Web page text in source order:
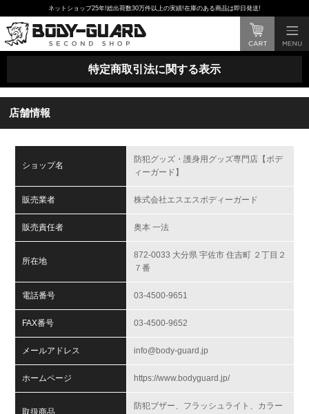
ネットショップ25年!総出荷数30万件以上の実績!在庫のある商品は即日発送!
特定商取引法に関する表示
店舗情報
ショップ名
防犯グッズ・護身用グッズ専門店【ボデ
ィーガード】
販売業者 株式会社エスエスボディーガード
販売責任者 奥本 一法
所在地
872-0033 大分県 宇佐市 住吉町 ２丁目２
７番
電話番号 03-4500-9651
FAX番号 03-4500-9652
メールアドレス info@body-guard.jp
ホームページ https://www.bodyguard.jp/
取扱商品
防犯ブザー、フラッシュライト、カラー